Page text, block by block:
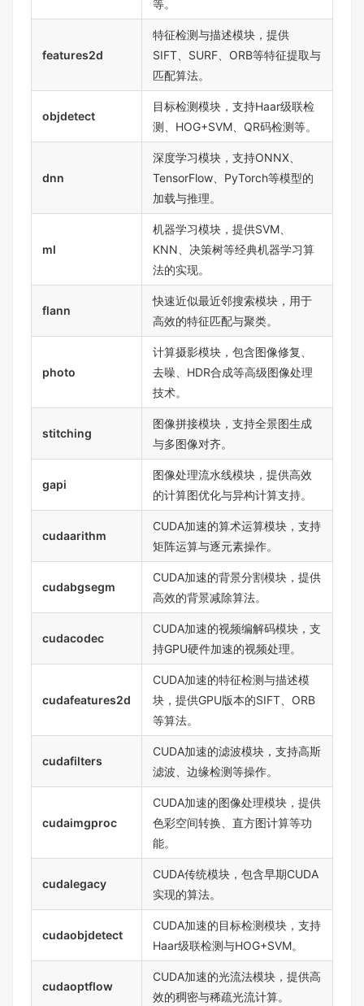
等。
features2d
特征检测与描述模块，提供
SIFT、SURF、ORB等特征提取与
匹配算法。
objdetect
目标检测模块，支持Haar级联检
测、HOG+SVM、QR码检测等。
dnn
深度学习模块，支持ONNX、
TensorFlow、PyTorch等模型的
加载与推理。
ml
机器学习模块，提供SVM、
KNN、决策树等经典机器学习算
法的实现。
flann
快速近似最近邻搜索模块，用于
高效的特征匹配与聚类。
photo
计算摄影模块，包含图像修复、
去噪、HDR合成等高级图像处理
技术。
stitching
图像拼接模块，支持全景图生成
与多图像对齐。
gapi
图像处理流水线模块，提供高效
的计算图优化与异构计算支持。
cudaarithm
CUDA加速的算术运算模块，支持
矩阵运算与逐元素操作。
cudabgsegm
CUDA加速的背景分割模块，提供
高效的背景减除算法。
cudacodec
CUDA加速的视频编解码模块，支
持GPU硬件加速的视频处理。
cudafeatures2d
CUDA加速的特征检测与描述模
块，提供GPU版本的SIFT、ORB
等算法。
cudafilters
CUDA加速的滤波模块，支持高斯
滤波、边缘检测等操作。
cudaimgproc
CUDA加速的图像处理模块，提供
色彩空间转换、直方图计算等功
能。
cudalegacy
CUDA传统模块，包含早期CUDA
实现的算法。
cudaobjdetect
CUDA加速的目标检测模块，支持
Haar级联检测与HOG+SVM。
cudaoptflow
CUDA加速的光流法模块，提供高
效的稠密与稀疏光流计算。